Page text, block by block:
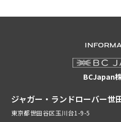
BCJapan
ジャガー・ランドローバー世
東京都世田谷区玉川台1-9-5